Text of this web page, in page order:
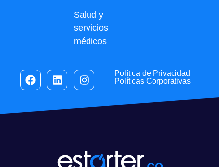
Salud y
servicios
médicos
Política de Privacidad
Políticas Corporativas